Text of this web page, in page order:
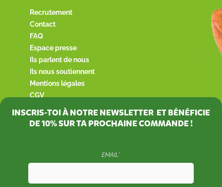
Recrutement
Contact
FAQ
Espace presse
Ils parlent de nous
Ils nous soutiennent
Mentions légales
CGV
INSCRIS-TOI À NOTRE NEWSLETTER ET BÉNÉFICIE
DE10%SUR TA PROCHAINE COMMANDE !
EMAIL*